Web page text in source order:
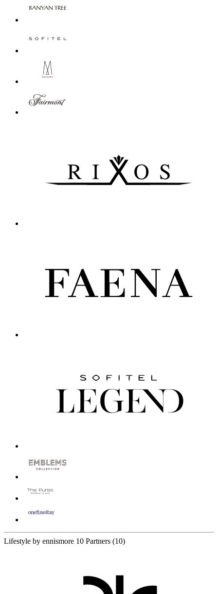
Lifestyle by ennismore 10 Partners (10)